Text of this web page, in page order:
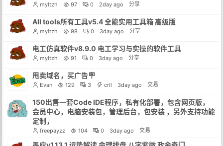
myltzh 97 0 2day ago 分享
All tools所有工具v5.4 全能实用工具箱 高级版
myltzh 98 0 3day ago 分享
电工仿真软件v8.9.0 电工学习与实操的软件工具
myltzh 91 0 3day ago 分享
甩卖域名，买广告🪧
Evan 129 3 crll 3day ago 交易
150出售一套Code IDE程序，私有化部署，包含网页版，
会员中心，电脑安装包，管理后台，包安装 ，另外支持功能
定制，
freepayzz 104 0 3day ago 交易